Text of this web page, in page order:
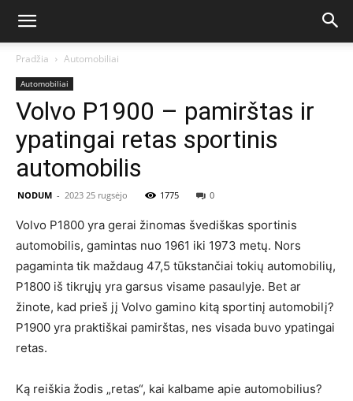
Pradžia Automobiliai
Automobiliai
Volvo P1900 – pamirštas ir
ypatingai retas sportinis
automobilis
NODUM - 2023 25 rugsėjo 1775 0
Volvo P1800 yra gerai žinomas švediškas sportinis
automobilis, gamintas nuo 1961 iki 1973 metų. Nors
pagaminta tik maždaug 47,5 tūkstančiai tokių automobilių,
P1800 iš tikrųjų yra garsus visame pasaulyje. Bet ar
žinote, kad prieš jį Volvo gamino kitą sportinį automobilį?
P1900 yra praktiškai pamirštas, nes visada buvo ypatingai
retas.
Ką reiškia žodis „retas“, kai kalbame apie automobilius?